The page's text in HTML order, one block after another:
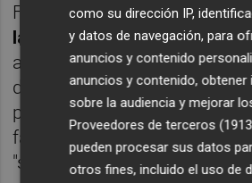
Fiscalía, ha acordado el
la causa para Luis Batalla
administrador de Becsa al
demostrado su participación
presuntamente delictivos.
facilitada por Sipcas,
"simulada" sin él saberlo.
como su dirección IP,
y datos de navegación, para
anuncios y contenido
anuncios y contenido,
sobre la audiencia y mejorar
Proveedores de terceros
pueden procesar sus datos
otros fines, incluido el uso de